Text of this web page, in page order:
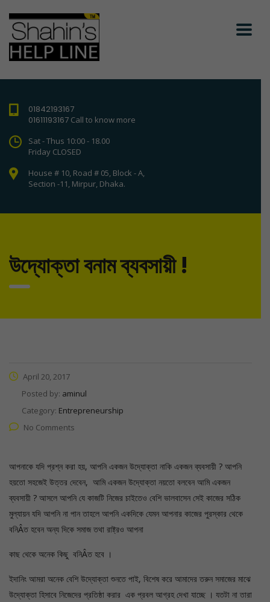
01842193167
01611193167 Call to know more
Sat - Thus 10:00 - 18.00
Friday CLOSED
House # 10, Road # 05, Block - A,
Section -11, Mirpur, Dhaka.
উদ্যোক্তা বনাম ব্যবসায়ী !
April 20, 2017
Posted by: aminul
Category: Entrepreneurship
No Comments
আপনাকে যদি প্রশ্ন করা হয়, আপনি একজন উদ্যোক্তা নাকি একজন ব্যবসায়ী ? আপনি
হয়তো সহজেই উত্তর দেবেন, আমি একজন উদ্যোক্তা নয়তো বলবেন আমি একজন
ব্যবসায়ী ? আসলে আপনি যে কাজটি নিজের চাইতেও বেশি ভালবাসেন সেই কাজের সঠিক
মুল্যায়ন যদি আপনি না পান তাহলে আপনি একদিকে যেমন আপনার কাজের পুরস্কার থেকে
বনিÂত হবেন অন্য দিকে সমাজ তথা রাষ্ট্রও আপনা
কাছ থেকে অনেক কিছু বনিÂত হবে ।
ইদানিং আমরা অনেক বেশি উদ্যোক্তা শুনতে পাই, বিশেষ করে আমাদের তরুন সমাজের মাঝে
উদ্যোক্তা হিসাবে নিজেদের প্রতিষ্ঠা করার এক প্রবল আগ্রহ দেখা যাচ্ছে । যতটা না তারা